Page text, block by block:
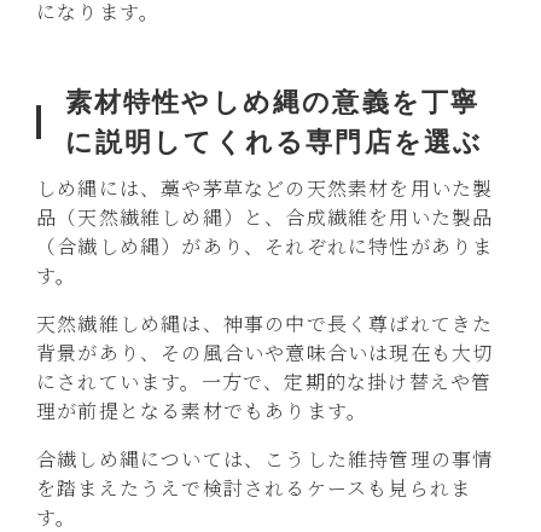
になります。
素材特性やしめ縄の意義を丁寧
に説明してくれる専門店を選ぶ
しめ縄には、藁や茅草などの天然素材を用いた製
品（天然繊維しめ縄）と、合成繊維を用いた製品
（合繊しめ縄）があり、それぞれに特性がありま
す。
天然繊維しめ縄は、神事の中で長く尊ばれてきた
背景があり、その風合いや意味合いは現在も大切
にされています。一方で、定期的な掛け替えや管
理が前提となる素材でもあります。
合繊しめ縄については、こうした維持管理の事情
を踏まえたうえで検討されるケースも見られま
す。